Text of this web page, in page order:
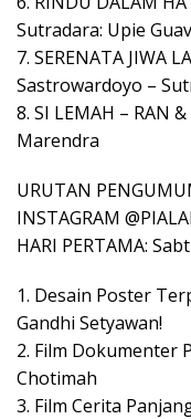
Sutradara: Upie
7. SERENATA JIWA
Sastrowardoyo –
8. SI LEMAH – RAN
Marendra
URUTAN
INSTAGRAM
HARI PERTAMA:
1. Desain Poster
Gandhi Setyawan!
2. Film Dokumenter
Chotimah
3. Film Cerita